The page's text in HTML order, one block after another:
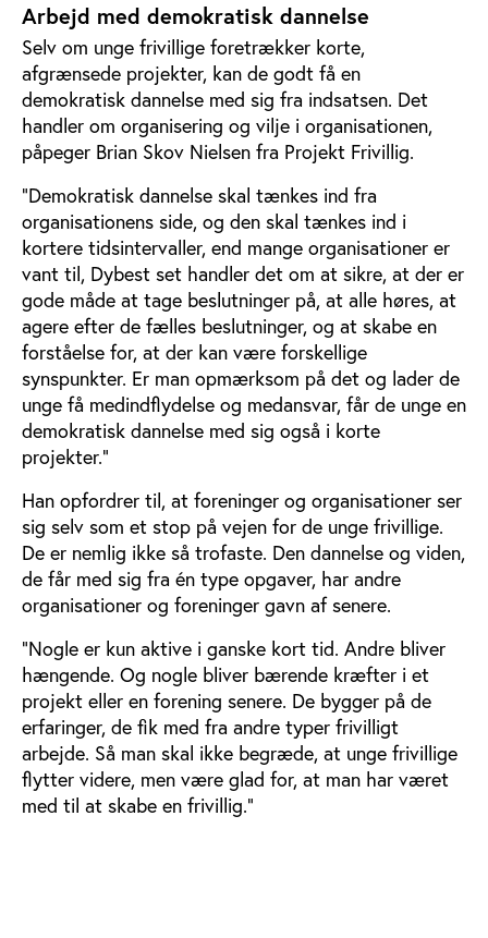
Arbejd med demokratisk dannelse
Selv om unge frivillige foretrækker korte,
afgrænsede projekter, kan de godt få en
demokratisk dannelse med sig fra indsatsen. Det
handler om organisering og vilje i organisationen,
påpeger Brian Skov Nielsen fra Projekt Frivillig.
”Demokratisk dannelse skal tænkes ind fra
organisationens side, og den skal tænkes ind i
kortere tidsintervaller, end mange organisationer er
vant til, Dybest set handler det om at sikre, at der er
gode måde at tage beslutninger på, at alle høres, at
agere efter de fælles beslutninger, og at skabe en
forståelse for, at der kan være forskellige
synspunkter. Er man opmærksom på det og lader de
unge få medindflydelse og medansvar, får de unge en
demokratisk dannelse med sig også i korte
projekter.”
Han opfordrer til, at foreninger og organisationer ser
sig selv som et stop på vejen for de unge frivillige.
De er nemlig ikke så trofaste. Den dannelse og viden,
de får med sig fra én type opgaver, har andre
organisationer og foreninger gavn af senere.
”Nogle er kun aktive i ganske kort tid. Andre bliver
hængende. Og nogle bliver bærende kræfter i et
projekt eller en forening senere. De bygger på de
erfaringer, de fik med fra andre typer frivilligt
arbejde. Så man skal ikke begræde, at unge frivillige
flytter videre, men være glad for, at man har været
med til at skabe en frivillig.”